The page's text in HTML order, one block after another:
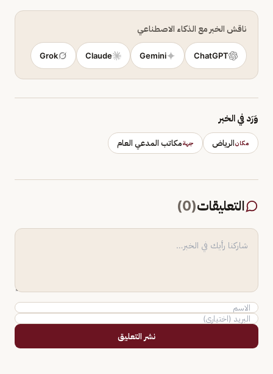
ناقش الخبر مع الذكاء الاصطناعي
ChatGPT
Gemini
Claude
Grok
وَرَد في الخبر
مكانالرياض جهةمكاتب المدعي العام
التعليقات(
0
)
نشر التعليق